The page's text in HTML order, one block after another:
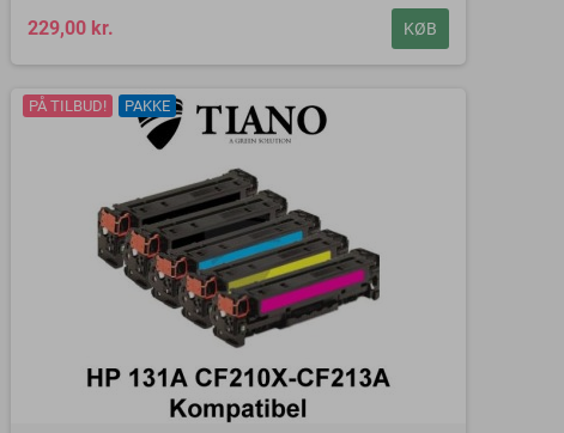
229,00 kr. KØB
PÅ TILBUD! PAKKE